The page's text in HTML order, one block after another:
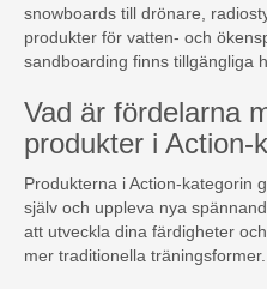
snowboards till drönare,
produkter för vatten- och
sandboarding finns tillgängliga
Vad är fördelarna
produkter i Action-
Produkterna i Action-kategorin
själv och uppleva nya
att utveckla dina färdigheter
mer traditionella träningsformer.